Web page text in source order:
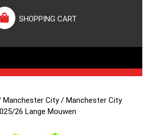
SHOPPING CART
Manchester City/ Manchester City
26 Lange Mouwen